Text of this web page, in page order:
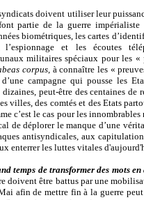
doivent utiliser leur
partie de la guerre
biométriques, les cartes d’
l’espionnage et les écoutes
militaires spéciaux pour les «
corpus, à connaître les «
d’une campagne qui pousse les
peut-être des centaines de
villes, des comtés et des Etats
c’est le cas pour les
de déplorer le manque d’une
antisyndicales, aux
enterrer les luttes vitales
temps de transformer des mots en
doivent être battus par une
afin de mettre fin à la guerre